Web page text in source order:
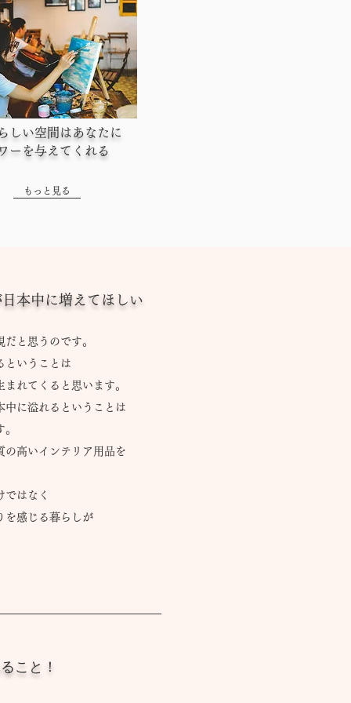
しい空間はあなたに
ーを与えてくれる
もっと見る
本中に増えてほしい
と思うのです。
ということは
れてくると思います。
中に溢れるということは
の高い インテリア用品を
ではなく
を感じる暮らしが
こと！